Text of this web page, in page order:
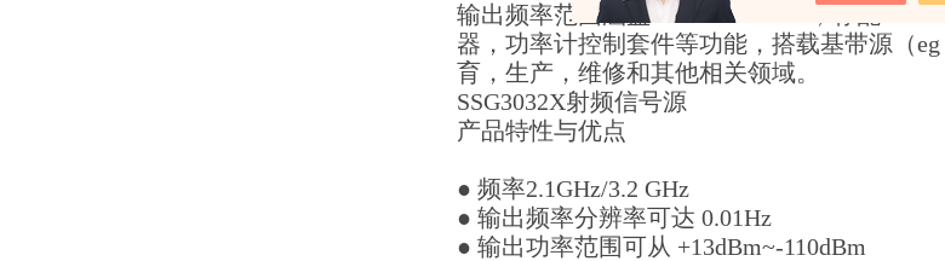
输出频率范围涵盖9 KHz~3.2 GHz，标配
器，功率计控制套件等功能，搭载基带源（
育，生产，维修和其他相关领域。
SSG3032X射频信号源
产品特性与优点
● 频率2.1GHz/3.2 GHz
● 输出频率分辨率可达 0.01Hz
● 输出功率范围可从 +13dBm~-110dBm